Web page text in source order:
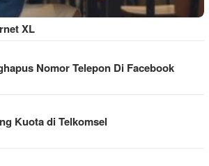
XL
Nomor Telepon Di Facebook
Kuota di Telkomsel